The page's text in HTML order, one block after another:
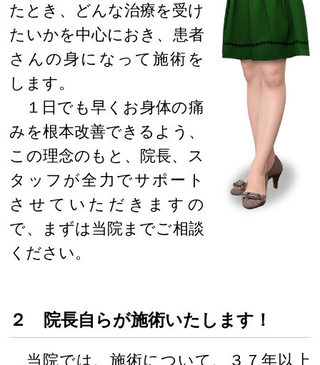
たとき、どんな治療を受け
たいかを中心におき、患者
さんの身になって施術を
します。
１日でも早くお身体の痛
みを根本改善できるよう、
この理念のもと、院長、ス
タッフが全力でサポート
させていただきますの
で、まずは当院までご相談
ください。
２ 院長自らが施術いたします！
当院では、施術について、３７年以上